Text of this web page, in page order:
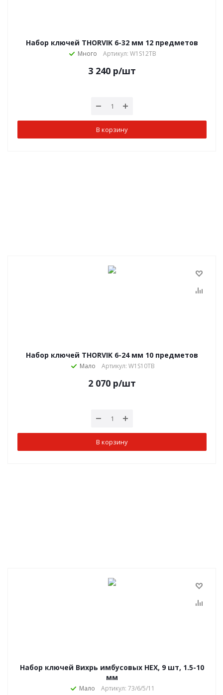
Набор ключей THORVIK 6-32 мм 12 предметов
Много Артикул: W1S12TB
3 240 р/шт
В корзину
Набор ключей THORVIK 6-24 мм 10 предметов
Мало Артикул: W1S10TB
2 070 р/шт
В корзину
Набор ключей Вихрь имбусовых HEX, 9 шт, 1.5-10
мм
Мало Артикул: 73/6/5/11